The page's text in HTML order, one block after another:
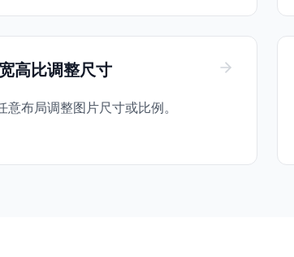
高比调整尺寸
意布局调整图片尺寸或比例。